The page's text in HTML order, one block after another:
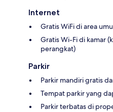
Internet
Gratis WiFi di area
Gratis Wi-Fi di kamar
perangkat)
Parkir
Parkir mandiri gratis
Tempat parkir yang
Parkir terbatas di